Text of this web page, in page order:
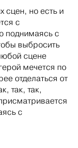
сцен, но есть и
с
поднимаясь с
выбросить
сцене
мечется по
отделаться от
так, так,
с